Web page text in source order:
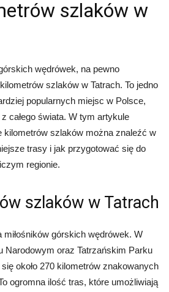
szlaków w
wędrówek, na pewno
szlaków w Tatrach. To jedno
popularnych miejsc w Polsce,
całego świata. W tym artykule
kilometrów szlaków można znaleźć w
trasy i jak przygotować się do
regionie.
szlaków w Tatrach
miłośników górskich wędrówek. W
Narodowym oraz Tatrzańskim Parku
około 270 kilometrów znakowanych
ogromna ilość tras, które umożliwiają